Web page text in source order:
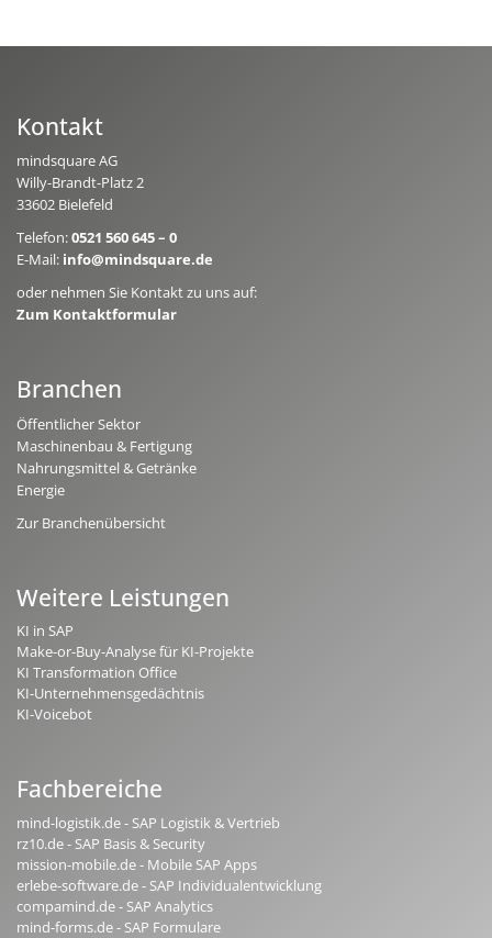
Kontakt
mindsquare AG
Willy-Brandt-Platz 2
33602 Bielefeld
Telefon:0521 560 645 – 0
E-Mail: info@mindsquare.de
oder nehmen Sie Kontakt zu uns auf:
Zum Kontaktformular
Branchen
Öffentlicher Sektor
Maschinenbau & Fertigung
Nahrungsmittel & Getränke
Energie
Zur Branchenübersicht
Weitere Leistungen
KI in SAP
Make-or-Buy-Analyse für KI-Projekte
KI Transformation Office
KI-Unternehmensgedächtnis
KI-Voicebot
Fachbereiche
mind-logistik.de - SAP Logistik & Vertrieb
rz10.de - SAP Basis & Security
mission-mobile.de - Mobile SAP Apps
erlebe-software.de - SAP Individualentwicklung
compamind.de - SAP Analytics
mind-forms.de - SAP Formulare